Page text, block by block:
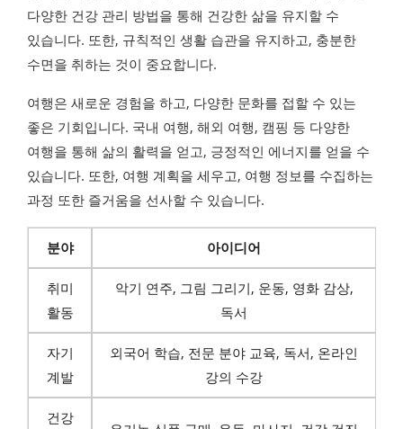
다양한 건강 관리 방법을 통해 건강한 삶을 유지할 수
있습니다. 또한, 규칙적인 생활 습관을 유지하고, 충분한
수면을 취하는 것이 중요합니다.
여행은 새로운 경험을 하고, 다양한 문화를 접할 수 있는
좋은 기회입니다. 국내 여행, 해외 여행, 캠핑 등 다양한
여행을 통해 삶의 활력을 얻고, 긍정적인 에너지를 얻을 수
있습니다. 또한, 여행 계획을 세우고, 여행 정보를 수집하는
과정 또한 즐거움을 선사할 수 있습니다.
분야 아이디어
취미
활동
악기 연주, 그림 그리기, 운동, 영화 감상,
독서
자기
계발
외국어 학습, 전문 분야 교육, 독서, 온라인
강의 수강
건강